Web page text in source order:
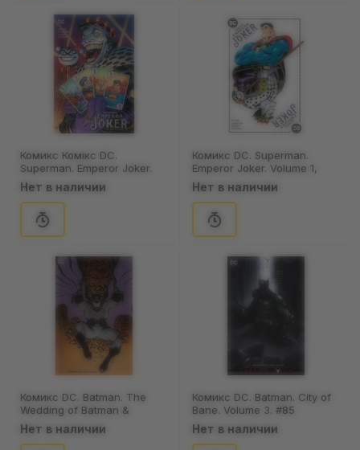
Комикс Комікс DC.
Superman. Emperor Joker.
Volume 1 (McGuinness's
Cover), (528797)
Нет в наличии
Комикс DC. Superman.
Emperor Joker. Volume 1,
(525703)
Нет в наличии
Комикс DC. Batman. The
Wedding of Batman &
Catwoman. Volume 3. #50
(Adams's Cover), (324881)
Нет в наличии
Комикс DC. Batman. City of
Bane. Volume 3. #85
(Mattina's Cover), (431882)
Нет в наличии